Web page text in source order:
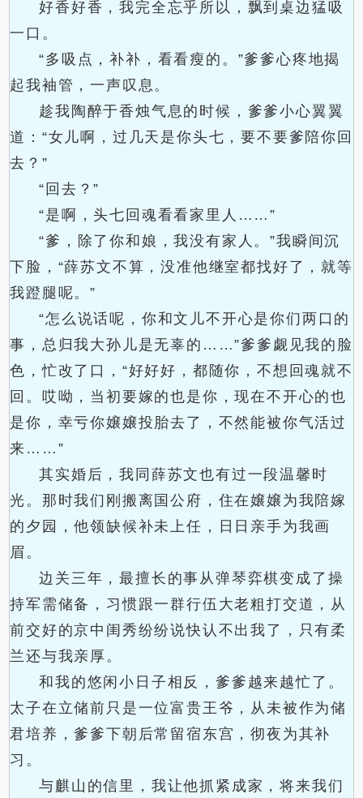
好香好香，我完全忘乎所以，飘到桌边猛吸
一口。
“多吸点，补补，看看瘦的。”爹爹心疼地揭
起我袖管，一声叹息。
趁我陶醉于香烛气息的时候，爹爹小心翼翼
道：“女儿啊，过几天是你头七，要不要爹陪你回
去？”
“回去？”
“是啊，头七回魂看看家里人……”
“爹，除了你和娘，我没有家人。”我瞬间沉
下脸，“薛苏文不算，没准他继室都找好了，就等
我蹬腿呢。”
“怎么说话呢，你和文儿不开心是你们两口的
事，总归我大孙儿是无辜的……”爹爹觑见我的脸
色，忙改了口，“好好好，都随你，不想回魂就不
回。哎呦，当初要嫁的也是你，现在不开心的也
是你，幸亏你嬢嬢投胎去了，不然能被你气活过
来……”
其实婚后，我同薛苏文也有过一段温馨时
光。那时我们刚搬离国公府，住在嬢嬢为我陪嫁
的夕园，他领缺候补未上任，日日亲手为我画
眉。
边关三年，最擅长的事从弹琴弈棋变成了操
持军需储备，习惯跟一群行伍大老粗打交道，从
前交好的京中闺秀纷纷说快认不出我了，只有柔
兰还与我亲厚。
和我的悠闲小日子相反，爹爹越来越忙了。
太子在立储前只是一位富贵王爷，从未被作为储
君培养，爹爹下朝后常留宿东宫，彻夜为其补
习。
与麒山的信里，我让他抓紧成家，将来我们